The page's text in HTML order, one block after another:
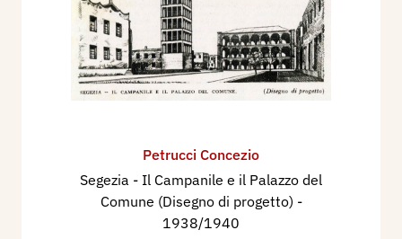
Petrucci Concezio
Segezia - Il Campanile e il Palazzo del
Comune (Disegno di progetto) -
1938/1940